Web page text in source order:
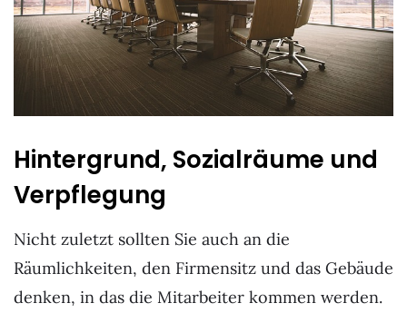
Hintergrund, Sozialräume und
Verpflegung
Nicht zuletzt sollten Sie auch an die
Räumlichkeiten, den Firmensitz und das Gebäude
denken, in das die Mitarbeiter kommen werden.